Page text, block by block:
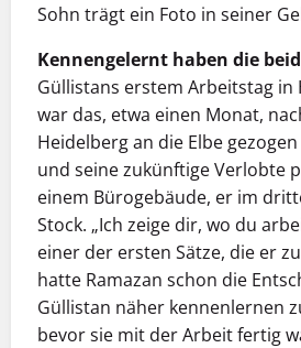
Sohn trägt ein Foto in seiner
Kennengelernt haben die
Güllistans erstem Arbeitstag in
war das, etwa einen Monat,
Heidelberg an die Elbe
und seine zukünftige Verlobte
einem Bürogebäude, er im
Stock. „Ich zeige dir, wo du
einer der ersten Sätze, die er
hatte Ramazan schon die
Güllistan näher kennenlernen
bevor sie mit der Arbeit fertig